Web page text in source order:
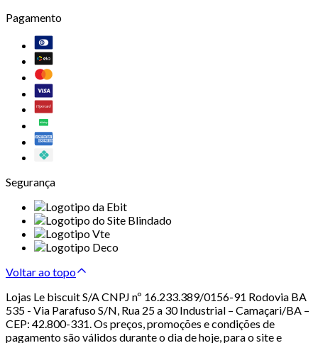
Pagamento
Segurança
Voltar ao topo
Lojas Le biscuit S/A CNPJ nº 16.233.389/0156-91 Rodovia BA
535 - Via Parafuso S/N, Rua 25 a 30 Industrial – Camaçari/BA –
CEP: 42.800-331. Os preços, promoções e condições de
pagamento são válidos durante o dia de hoje, para o site e